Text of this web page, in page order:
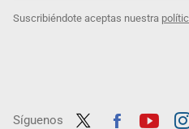
Suscribiéndote aceptas nuestra
Síguenos